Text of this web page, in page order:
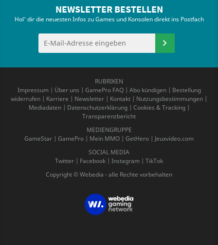
NEWSLETTER BESTELLEN
Hol' dir die neuesten Infos zu Games und Konsolen direkt ins Postfach
RUBRIKEN
Impressum| Über uns | GamePro FAQ| Abo kündigen| Bestellung
widerrufen | Karriere | Newsletter | Kontakt | Nutzungsbestimmungen |
Mediadaten| Datenschutzerklärung| Cookies & Tracking|
Transparenzbericht
MEDIENGRUPPE
GameStar | GamePro | Mein MMO | GetHero | Jeuxvideo.com
SOCIAL MEDIA
Twitter | Facebook | Instagram | TikTok
Copyright © Webedia - alle Rechte vorbehalten